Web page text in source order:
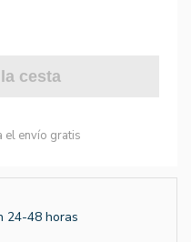
cesta
el envío gratis
24-48 horas